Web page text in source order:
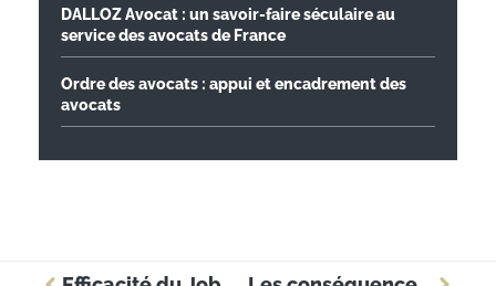
DALLOZ Avocat : un savoir-faire séculaire au
service des avocats de France
Ordre des avocats : appui et encadrement des
avocats